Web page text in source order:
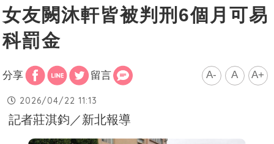
女友闕沐軒皆被判刑6個月可易
科罰金
分享 留言 A- A A+
2026/04/22 11:13
記者莊淇鈞／新北報導